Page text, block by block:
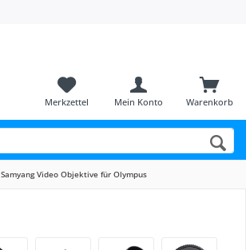
Warenkorb
Merkzettel Mein Konto
Samyang Video Objektive für Olympus